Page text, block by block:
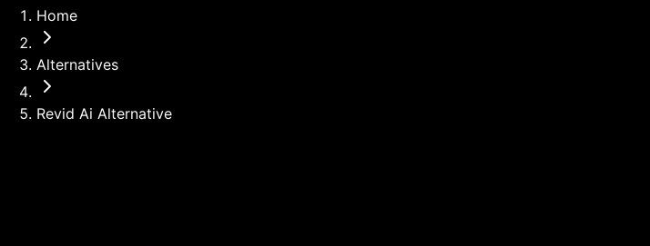
Home
Alternatives
Revid Ai Alternative